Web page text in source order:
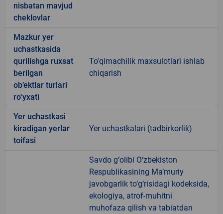
nisbatan mavjud
cheklovlar
Mazkur yer
uchastkasida
qurilishga ruxsat
berilgan
ob’ektlar turlari
ro‘yxati
To'qimachilik maxsulotlari ishlab
chiqarish
Yer uchastkasi
kiradigan yerlar
toifasi
Yer uchastkalari (tadbirkorlik)
Savdo g‘olibi O‘zbekiston
Respublikasining Ma’muriy
javobgarlik to‘g‘risidagi kodeksida,
ekologiya, atrof-muhitni
muhofaza qilish va tabiatdan